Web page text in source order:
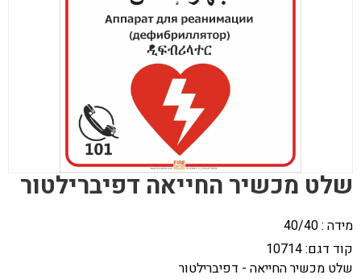
שלט מכשיר החייאה דפיברילטור
מידה : 40/40
קוד דגם:10714
שלט מכשיר החייאה - דפיברילטור